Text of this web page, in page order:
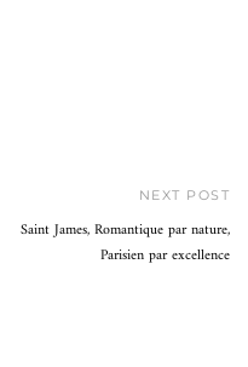
NEXT POST
Saint James, Romantique par nature,
Parisien par excellence